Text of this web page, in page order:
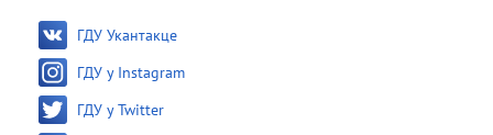
ГДУ Укантакце
ГДУ у Instagram
ГДУ у Twitter